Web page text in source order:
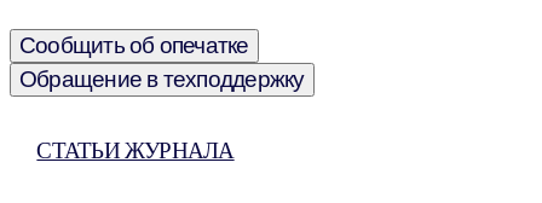
Сообщить об опечатке
Обращение в техподдержку
СТАТЬИ ЖУРНАЛА